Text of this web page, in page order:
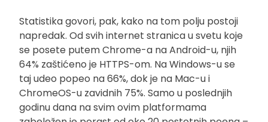
Statistika govori, pak, kako na tom polju postoji
napredak. Od svih internet stranica u svetu koje
se posete putem Chrome-a na Android-u, njih
64% zaštićeno je HTTPS-om. Na Windows-u se
taj udeo popeo na 66%, dok je na Mac-u i
ChromeOS-u zavidnih 75%. Samo u poslednjih
godinu dana na svim ovim platformama